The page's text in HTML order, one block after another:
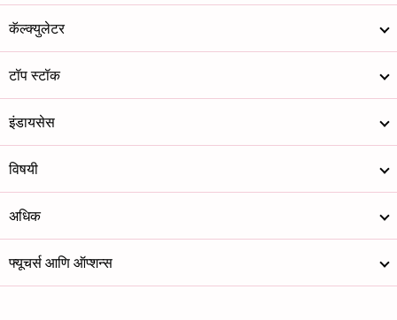
कॅल्क्युलेटर
टॉप स्टॉक
इंडायसेस
विषयी
अधिक
फ्यूचर्स आणि ऑप्शन्स